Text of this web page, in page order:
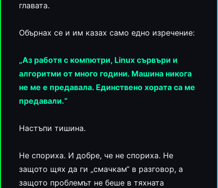
главата.
Обърнах се и им казах само едно изречение:
„Аз работя с компютри, Linux сървъри и
алгоритми от много години. Машина никога
не ме е предавала. Единствено хората са ме
предавали.“
Настъпи тишина.
Не спориха. И добре, че не спориха. Не
защото щях да ги „смачкам“ в разговор, а
защото проблемът не беше в тяхната